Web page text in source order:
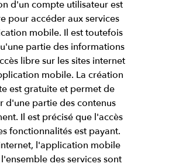
d'un compte utilisateur est
pour accéder aux services
mobile. Il est toutefois
partie des informations
libre sur les sites internet
mobile. La création
est gratuite et permet de
d'une partie des contenus
Il est précisé que l'accès
fonctionnalités est payant.
l'application mobile
des services sont